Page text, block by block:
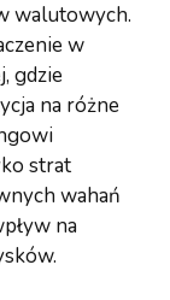
walutowych.
w
gdzie
na różne
strat
wahań
na